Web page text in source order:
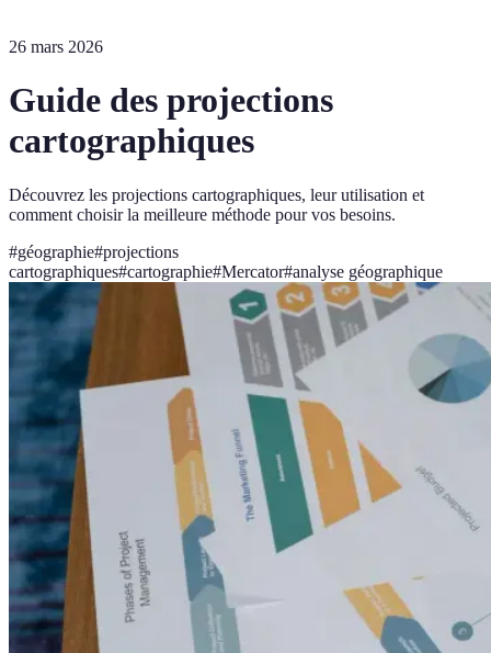
26 mars 2026
Guide des projections
cartographiques
Découvrez les projections cartographiques, leur utilisation et
comment choisir la meilleure méthode pour vos besoins.
#géographie#projections
cartographiques#cartographie#Mercator#analyse géographique